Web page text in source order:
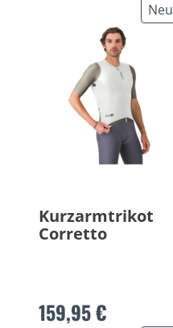
Neu
Kurzarmtrikot
Corretto
159,95 €